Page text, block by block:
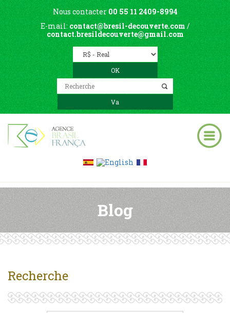
Nous contacter 00 55 11 2409-8994
E-mail: contact@bresil-decouverte.com /
contact.bresildecouverte@gmail.com
Blog
Recherche